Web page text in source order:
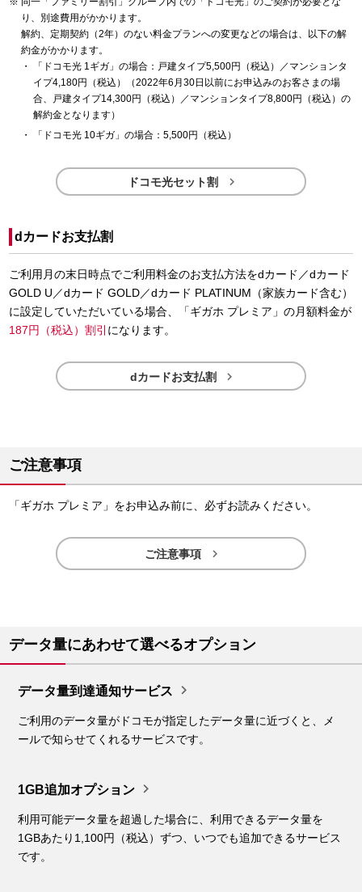
り、別途費用がかかります。
解約、定期契約（2年）のない料金プランへの変更などの場合は、以下の解
約金がかかります。
「ドコモ光 1ギガ」の場合：戸建タイプ5,500円（税込）／マンションタ
イプ4,180円（税込）（2022年6月30日以前にお申込みのお客さまの場
合、戸建タイプ14,300円（税込）／マンションタイプ8,800円（税込）の
解約金となります）
「ドコモ光 10ギガ」の場合：5,500円（税込）
ドコモ光セット割 
dカードお支払割
ご利用月の末日時点でご利用料金のお支払方法をdカード／dカード
GOLD U／dカード GOLD／dカード PLATINUM（家族カード含む）
に設定していただいている場合、「ギガホ プレミア」の月額料金が
187円（税込）割引 になります。
dカードお支払割 
ご注意事項
「ギガホ プレミア」をお申込み前に、必ずお読みください。
ご注意事項 
データ量にあわせて選べるオプション
データ量到達通知サービス 
ご利用のデータ量がドコモが指定したデータ量に近づくと、メ
ールで知らせてくれるサービスです。
1GB追加オプション 
利用可能データ量を超過した場合に、利用できるデータ量を
1GBあたり1,100円（税込）ずつ、いつでも追加できるサービス
です。